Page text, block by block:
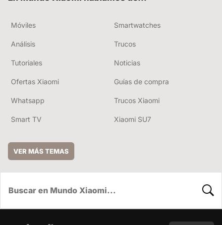
Móviles Smartwatches
Análisis Trucos
Tutoriales Noticias
Ofertas Xiaomi Guías de compra
Whatsapp Trucos Xiaomi
Smart TV Xiaomi SU7
VER MÁS TEMAS